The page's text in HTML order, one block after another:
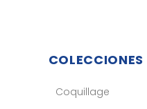
COLECCIONES
Coquillage